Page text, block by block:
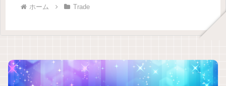
ホーム Trade